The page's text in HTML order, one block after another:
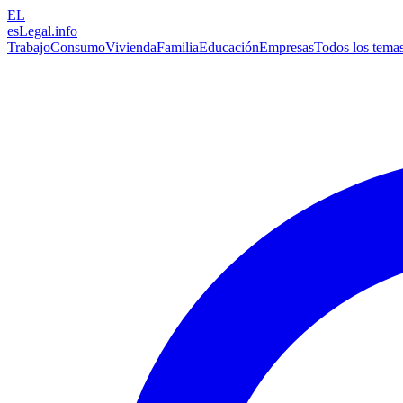
EL
esLegal.info
TrabajoConsumoViviendaFamiliaEducaciónEmpresasTodos los